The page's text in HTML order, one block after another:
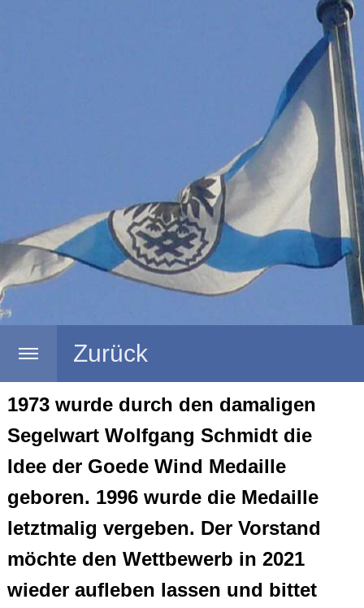
Zurück
1973 wurde durch den damaligen
Segelwart Wolfgang Schmidt die
Idee der Goede Wind Medaille
geboren. 1996 wurde die Medaille
letztmalig vergeben. Der Vorstand
möchte den Wettbewerb in 2021
wieder aufleben lassen und bittet